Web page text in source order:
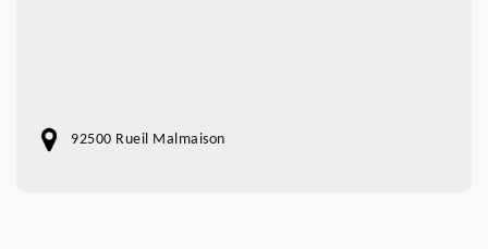
92500 Rueil Malmaison